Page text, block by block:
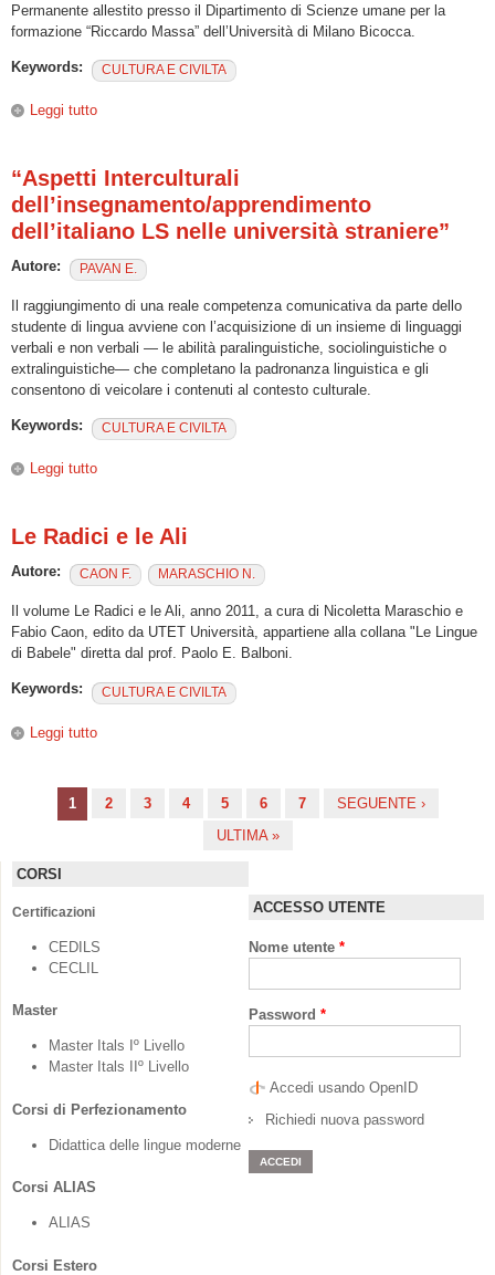
Permanente allestito presso il Dipartimento di Scienze umane per la
formazione “Riccardo Massa” dell’Università di Milano Bicocca.
Keywords: CULTURA E CIVILTA
Leggi tutto
“Aspetti Interculturali
dell’insegnamento/apprendimento
dell’italiano LS nelle università straniere”
Autore: PAVAN E.
Il raggiungimento di una reale competenza comunicativa da parte dello
studente di lingua avviene con l’acquisizione di un insieme di linguaggi
verbali e non verbali — le abilità paralinguistiche, sociolinguistiche o
extralinguistiche— che completano la padronanza linguistica e gli
consentono di veicolare i contenuti al contesto culturale.
Keywords: CULTURA E CIVILTA
Leggi tutto
Le Radici e le Ali
Autore: CAON F. MARASCHIO N.
Il volume Le Radici e le Ali, anno 2011, a cura di Nicoletta Maraschio e
Fabio Caon, edito da UTET Università, appartiene alla collana "Le Lingue
di Babele" diretta dal prof. Paolo E. Balboni.
Keywords: CULTURA E CIVILTA
Leggi tutto
Pagine
1 2 3 4 5 6 7
SEGUENTE ›
ULTIMA »
CORSI
Certificazioni
CEDILS
CECLIL
Master
Master Itals Iº Livello
Master Itals IIº Livello
Corsi di Perfezionamento
Didattica delle lingue moderne
Corsi ALIAS
ALIAS
Corsi Estero
ACCESSO UTENTE
Nome utente *
Password *
Accedi usando OpenID
Richiedi nuova password